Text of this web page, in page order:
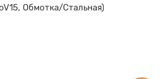
Обмотка/Стальная)